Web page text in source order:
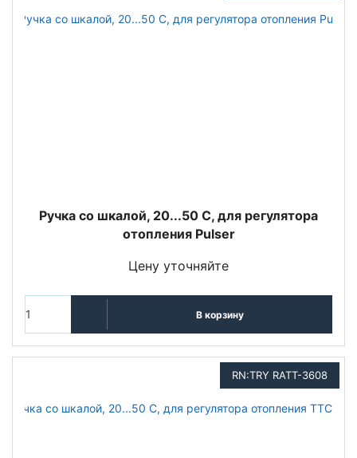
Ручка со шкалой, 20...50 С, для регулятора
отопления Pulser
Цену уточняйте
В корзину
RN:TRY RATT-3608